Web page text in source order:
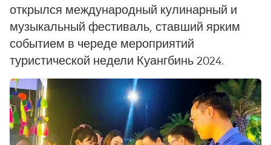
открылся международный кулинарный и
музыкальный фестиваль, ставший ярким
событием в череде мероприятий
туристической недели Куангбинь 2024.